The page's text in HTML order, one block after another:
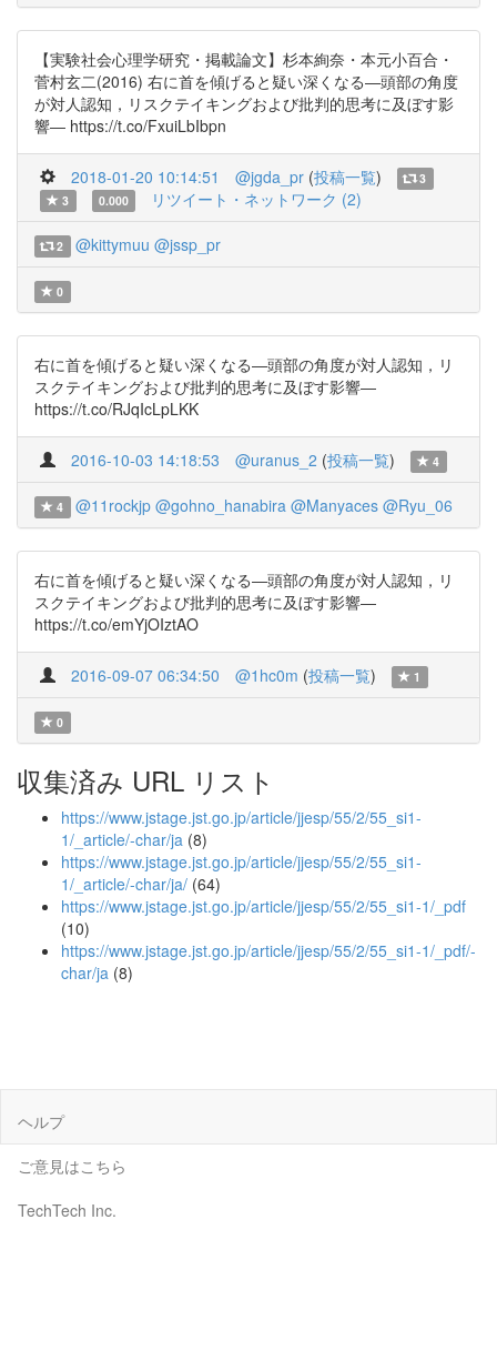
【実験社会心理学研究・掲載論文】杉本絢奈・本元小百合・
菅村玄二(2016) 右に首を傾げると疑い深くなる―頭部の角度
が対人認知，リスクテイキングおよび批判的思考に及ぼす影
響― https://t.co/FxuiLbIbpn
2018-01-20 10:14:51 @jgda_pr (投稿一覧)
3
3
0.000 リツイート・ネットワーク (2)
2 @kittymuu @jssp_pr
0
右に首を傾げると疑い深くなる―頭部の角度が対人認知，リ
スクテイキングおよび批判的思考に及ぼす影響―
https://t.co/RJqIcLpLKK
2016-10-03 14:18:53 @uranus_2 (投稿一覧) 4
4 @11rockjp @gohno_hanabira @Manyaces @Ryu_06
右に首を傾げると疑い深くなる―頭部の角度が対人認知，リ
スクテイキングおよび批判的思考に及ぼす影響―
https://t.co/emYjOIztAO
2016-09-07 06:34:50 @1hc0m (投稿一覧) 1
0
収集済み URL リスト
https://www.jstage.jst.go.jp/article/jjesp/55/2/55_si1-
1/_article/-char/ja (8)
https://www.jstage.jst.go.jp/article/jjesp/55/2/55_si1-
1/_article/-char/ja/ (64)
https://www.jstage.jst.go.jp/article/jjesp/55/2/55_si1-1/_pdf
(10)
https://www.jstage.jst.go.jp/article/jjesp/55/2/55_si1-1/_pdf/-
char/ja (8)
ヘルプ
ご意見はこちら
TechTech Inc.